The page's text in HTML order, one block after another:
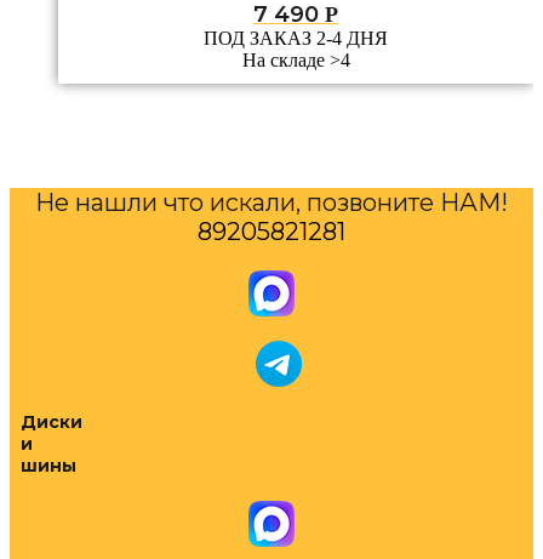
7 490 Р
ПОД ЗАКАЗ 2-4 ДНЯ
На складе >4
Не нашли что искали, позвоните НАМ!
89205821281
Диски
и
шины